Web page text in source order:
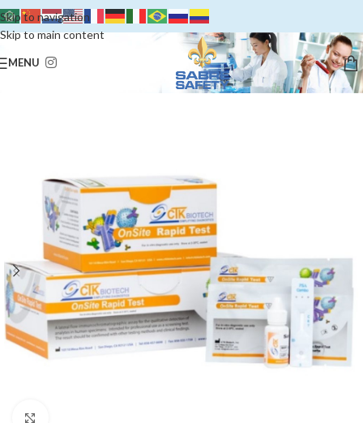
Skip to navigation
Skip to main content
MENU